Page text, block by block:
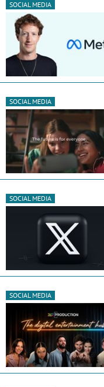
SOCIAL MEDIA
SOCIAL MEDIA
SOCIAL MEDIA
SOCIAL MEDIA